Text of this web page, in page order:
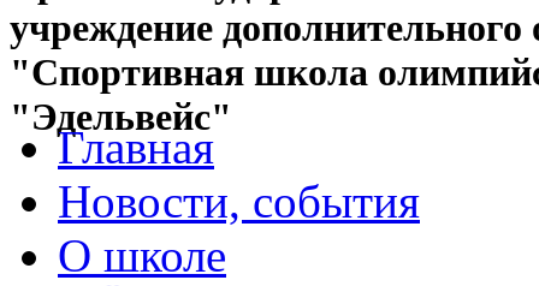
учреждение дополнительного
"Спортивная школа
"Эдельвейс"
Главная
Новости, события
О школе